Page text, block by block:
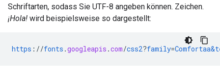
Schriftarten, sodass Sie UTF-8 angeben können. Zeichen.
¡Hola! wird beispielsweise so dargestellt:
https ://fonts .googleapis .com/css2?family=